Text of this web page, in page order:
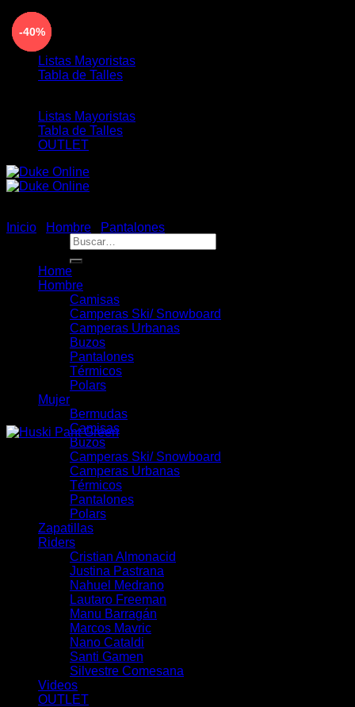
Saltar
al
contenido
ENVÍO GRATIS PARA COMPRAS MAYORES A
$190.000 - 3 Y 6 CUOTAS SIN INTERÉS
Listas Mayoristas
Tabla de Talles
Listas Mayoristas
Tabla de Talles
OUTLET
Buscar
por:
Home
Hombre
Camisas
Camperas Ski/ Snowboard
Camperas Urbanas
Buzos
Pantalones
Térmicos
Polars
Mujer
Bermudas
Camisas
Buzos
Camperas Ski/ Snowboard
Camperas Urbanas
Térmicos
Pantalones
Polars
Zapatillas
Riders
Cristian Almonacid
Justina Pastrana
Nahuel Medrano
Lautaro Freeman
Manu Barragán
Marcos Mavric
Nano Cataldi
Santi Gamen
Silvestre Comesana
Videos
OUTLET
Inicio Hombre Pantalones
-18%
-40%
-40%
-22%
-40%